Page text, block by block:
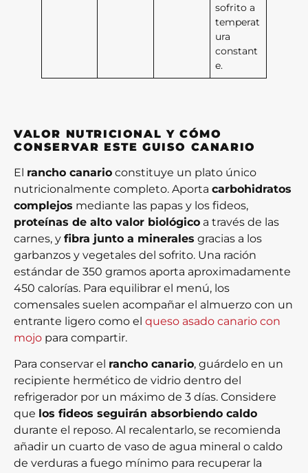
sofrito a
temperat
ura
constant
e.
VALOR NUTRICIONAL Y CÓMO
CONSERVAR ESTE GUISO CANARIO
El rancho canario constituye un plato único
nutricionalmente completo. Aporta carbohidratos
complejos mediante las papas y los fideos,
proteínas de alto valor biológico a través de las
carnes, y fibra junto a minerales gracias a los
garbanzos y vegetales del sofrito. Una ración
estándar de 350 gramos aporta aproximadamente
450 calorías. Para equilibrar el menú, los
comensales suelen acompañar el almuerzo con un
entrante ligero como el queso asado canario con
mojo para compartir.
Para conservar el rancho canario, guárdelo en un
recipiente hermético de vidrio dentro del
refrigerador por un máximo de 3 días. Considere
que los fideos seguirán absorbiendo caldo
durante el reposo. Al recalentarlo, se recomienda
añadir un cuarto de vaso de agua mineral o caldo
de verduras a fuego mínimo para recuperar la